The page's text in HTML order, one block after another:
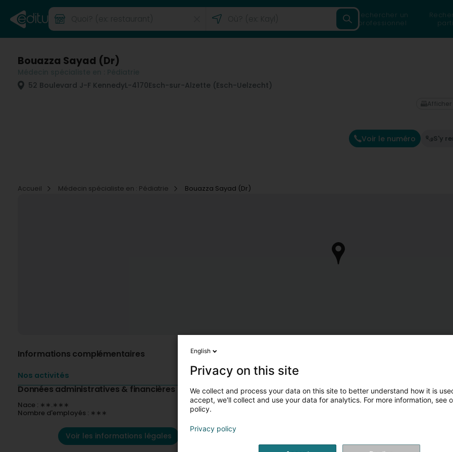
Rechercher un
professionnel
Bouazza Sayad (Dr)
52 Boulevard J-F KennedyL-4170Esch-sur-Alzette (Esch-Uelzecht)
Voir le numéro S'y
Afficher
Accueil
Médecin spécialiste en : Pédiatrie Bouazza Sayad (Dr)
Informations complémentaires
Nos activités
Données administratives & financières
Nace : ∗∗.∗∗∗
Nombre d'employés : ∗∗∗
Voir les informations légales
English
Privacy on this site
We collect and process your data on this site to better understand how it is
accept, we'll collect and use your data for analytics. For more information, see
policy.
Privacy policy